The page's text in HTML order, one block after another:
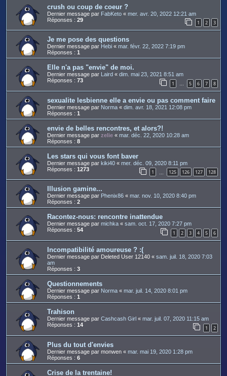
crush ou coup de coeur ?
Dernier message par FabKeto « mer. avr. 20, 2022 12:21 am
Réponses : 29 1 2 3
Je me pose des questions
Dernier message par Hebi « mar. févr. 22, 2022 7:19 pm
Réponses : 1
Elle n'a pas "envie" de moi.
Dernier message par Laird « dim. mai 23, 2021 8:51 am
Réponses : 73 1 … 5 6 7 8
sexualite lesbienne elle a envie ou pas comment faire
Dernier message par Norma « dim. avr. 18, 2021 12:08 pm
Réponses : 1
envie de belles rencontres, et alors?!
Dernier message par zelie « mar. déc. 22, 2020 10:28 am
Réponses : 8
Les stars qui vous font baver
Dernier message par kiki40 « mer. déc. 09, 2020 8:11 pm
Réponses : 1273 1 125 126 127 128
Illusion gamine...
Dernier message par Phenix86 « mar. nov. 10, 2020 8:40 pm
Réponses : 2
Racontez-nous: rencontre inattendue
Dernier message par michka « sam. oct. 17, 2020 7:27 pm
Réponses : 54 1 2 3 4 5 6
Incompatibilité amoureuse ? :(
Dernier message par Deleted User 12140 « sam. juil. 18, 2020 7:03
am
Réponses : 3
Questionnements
Dernier message par Norma « mar. juil. 14, 2020 8:01 pm
Réponses : 1
Trahison
Dernier message par Cashcash Girl « mar. juil. 07, 2020 11:15 am
Réponses : 14 1 2
Plus du tout d'envies
Dernier message par monwen « mar. mai 19, 2020 1:28 pm
Réponses : 6
Crise de la trentaine!